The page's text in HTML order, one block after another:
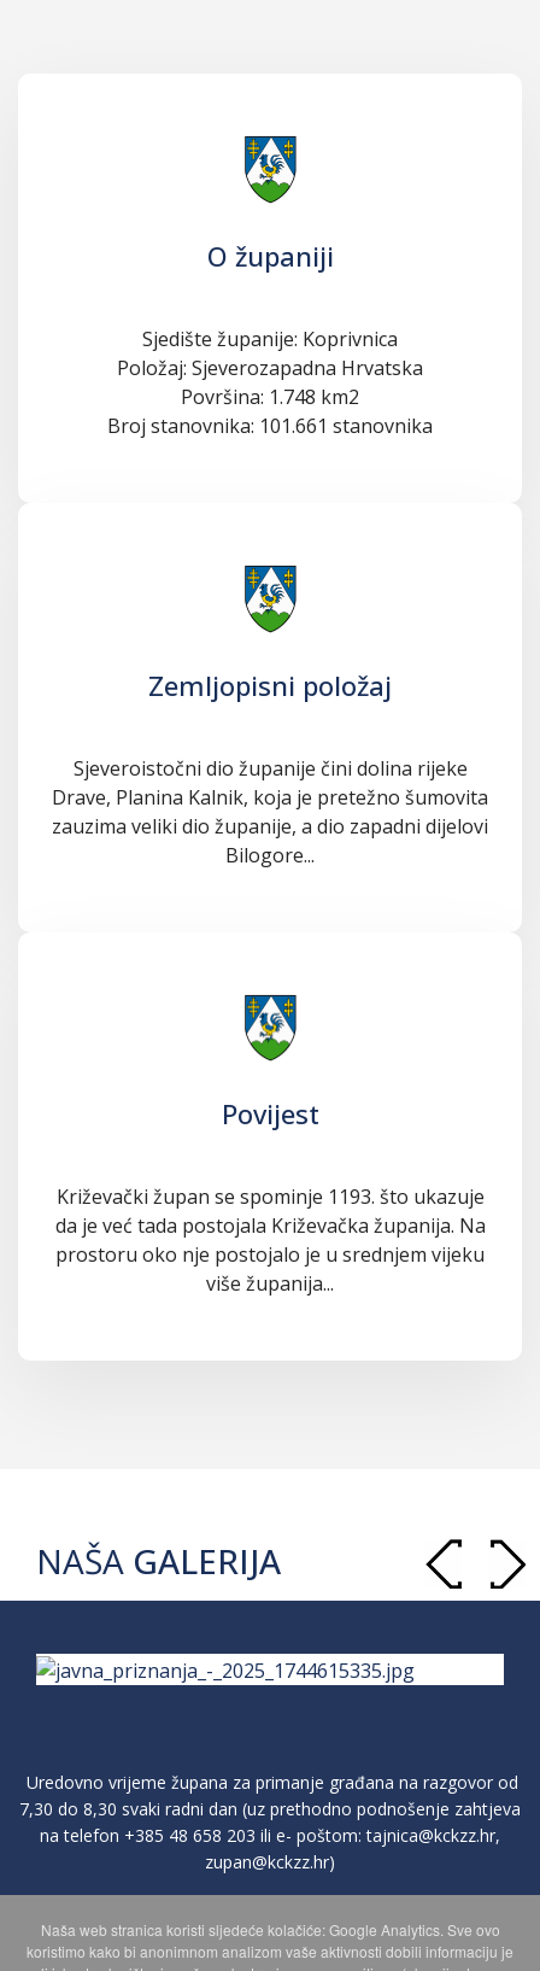
O županiji
Sjedište županije: Koprivnica
Položaj: Sjeverozapadna Hrvatska
Površina: 1.748 km2
Broj stanovnika: 101.661 stanovnika
Zemljopisni položaj
Sjeveroistočni dio županije čini dolina rijeke
Drave, Planina Kalnik, koja je pretežno šumovita
zauzima veliki dio županije, a dio zapadni dijelovi
Bilogore...
Povijest
Križevački župan se spominje 1193. što ukazuje
da je već tada postojala Križevačka županija. Na
prostoru oko nje postojalo je u srednjem vijeku
više županija...
NAŠA GALERIJA
Uredovno vrijeme župana za primanje građana na razgovor od
7,30 do 8,30 svaki radni dan (uz prethodno podnošenje zahtjeva
na telefon +385 48 658 203 ili e- poštom:tajnica@kckzz.hr,
zupan@kckzz.hr)
POLITIKA ZAŠTITE PRIVATNOSTI OSOBNIH PODATAKA
Naša web stranica koristi sljedeće kolačiće: Google Analytics. Sve ovo
koristimo kako bi anonimnom analizom vaše aktivnosti dobili informaciju je